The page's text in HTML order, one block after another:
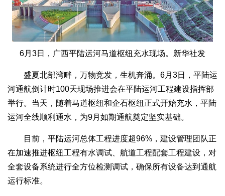
6月3日，广西平陆运河马道枢纽充水现场。新华社发
盛夏北部湾畔，万物竞发，生机奔涌。6月3日，平陆运
河通航倒计时100天现场推进会在平陆运河工程建设指挥部
举行。当天，随着马道枢纽和企石枢纽正式开始充水，平陆
运河全线顺利通水，为9月如期通航奠定坚实基础。
目前，平陆运河总体工程进度超96%，建设管理团队正
在加速推进枢纽工程有水调试、航道工程配套工程建设，对
全套设备系统进行全方位检测调试，确保所有设备达到通航
运行标准。